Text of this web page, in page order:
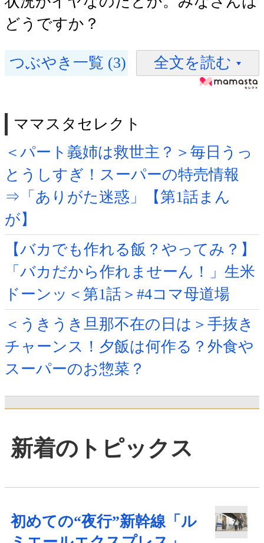
どうですか？
つぶやき一覧 (3) 全文を読む
ママスタセレクト
＜パート義姉は救世主？＞毎日うっ
とうしすぎ！スーパーの特売情報
⇒「ありがた迷惑」【第1話まん
が】
【バカでも作れる飯？やってみ？】
「バカだから作れませーん！」生米
ドーンッ＜第1話＞#4コマ母道場
＜うきうき旦那不在の日は＞手抜き
チャーンス！夕飯は何作る？外食や
スーパーのお惣菜？
新着のトピックス
初めての“夜行”新幹線「ル